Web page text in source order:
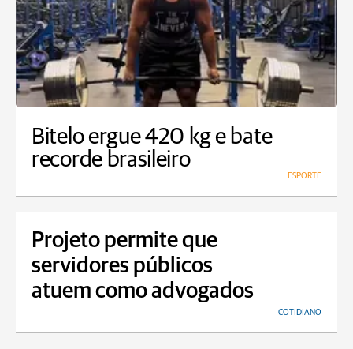
Bitelo ergue 420 kg e bate
recorde brasileiro
ESPORTE
Projeto permite que
servidores públicos
atuem como advogados
COTIDIANO